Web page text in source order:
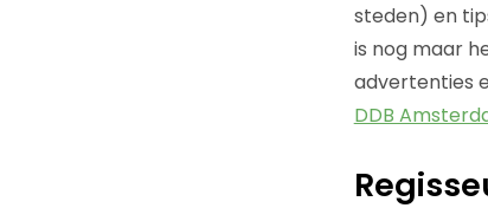
steden) en
is nog maar
advertenties
DDB